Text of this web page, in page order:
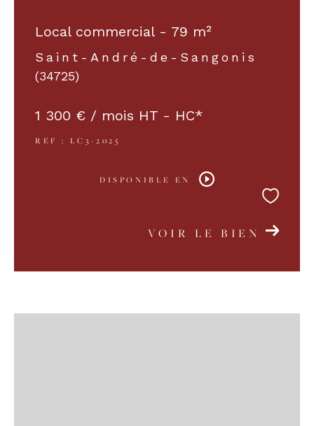
Local commercial - 79 m²
Saint-André-de-Sangonis
(34725)
1 300 € / mois HT - HC*
REF : LC3-2025
DISPONIBLE EN
VOIR LE BIEN
RECHERCHER